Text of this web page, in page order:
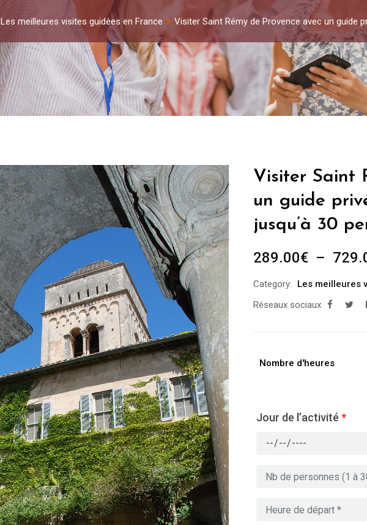
Les meilleures visites guidées en France Visiter Saint Rémy de Provence avec un guide
Visiter Saint
un guide
jusqu’à 30
289.00€ –
Category:
Les meilleures
Réseaux sociaux
Nombre d'heures
Jour de l’activité *